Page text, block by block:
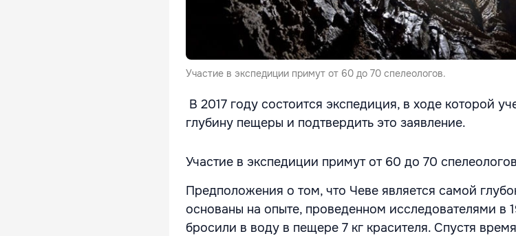
Участие в экспедиции примут от 60 до 70 спелеологов.
В 2017 году состоится экспедиция, в ходе которой
глубину пещеры и подтвердить это заявление.
Участие в экспедиции примут от 60 до 70
Предположения о том, что Чеве является самой
основаны на опыте, проведенном исследователями в
бросили в воду в пещере 7 кг красителя. Спустя